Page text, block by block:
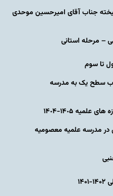
جناب آقای امیرحسین موحدی
– مرحله استانی
تا سوم
سطح یک به مدرسه
١۴٠۵-١۴٠۴
در مدرسه علمیه معصومیه